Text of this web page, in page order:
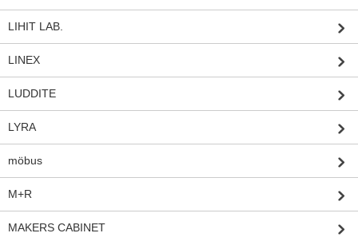
LIHIT LAB.
LINEX
LUDDITE
LYRA
möbus
M+R
MAKERS CABINET